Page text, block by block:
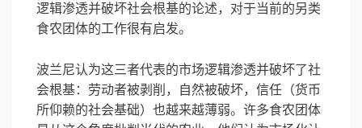
逻辑渗透并破坏社会根基的论述，对于当前的另类
食农团体的工作很有启发。
波兰尼认为这三者代表的市场逻辑渗透并破坏了社
会根基：劳动者被剥削，自然被破坏，信任（货币
所仰赖的社会基础）也越来越薄弱。许多食农团体